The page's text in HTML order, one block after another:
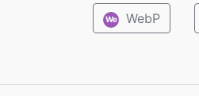
We WebP